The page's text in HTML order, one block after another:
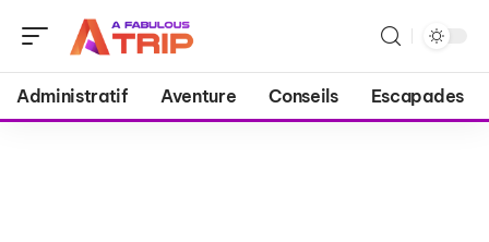
Administratif Aventure Conseils Escapades